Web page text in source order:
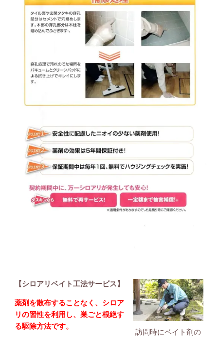
訪問時にベイト剤の
【シロアリベイト工法サービス】
薬剤を散布することなく、シロア
リの習性を利用し、巣ごと根絶す
る駆除方法です。